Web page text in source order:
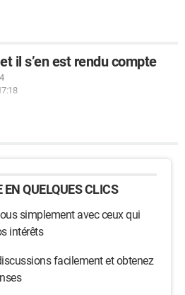
il s’en est rendu compte
QUELQUES CLICS
simplement avec ceux qui
intérêts
facilement et obtenez